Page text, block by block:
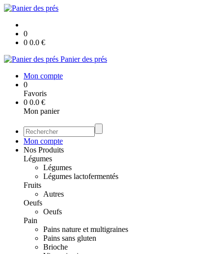
0
0 0.0 €
Panier des prés
Mon compte
0
Favoris
0 0.0 €
Mon panier
Mon compte
Nos Produits
Légumes
Légumes
Légumes lactofermentés
Fruits
Autres
Oeufs
Oeufs
Pain
Pains nature et multigraines
Pains sans gluten
Brioche